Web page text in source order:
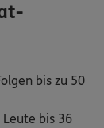
bis zu 50
bis 36